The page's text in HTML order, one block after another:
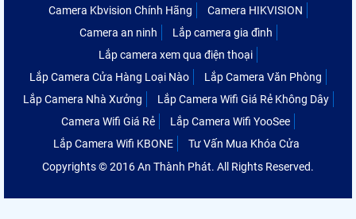
Camera Kbvision Chính Hãng
Camera HIKVISION
Camera an ninh
Lắp camera gia đình
Lắp camera xem qua điện thoại
Lắp Camera Cửa Hàng Loại Nào
Lắp Camera Văn Phòng
Lắp Camera Nhà Xưởng
Lắp Camera Wifi Giá Rẻ Không Dây
Camera Wifi Giá Rẻ
Lắp Camera Wifi YooSee
Lắp Camera Wifi KBONE
Tư Vấn Mua Khóa Cửa
Copyrights © 2016 An Thành Phát. All Rights Reserved.